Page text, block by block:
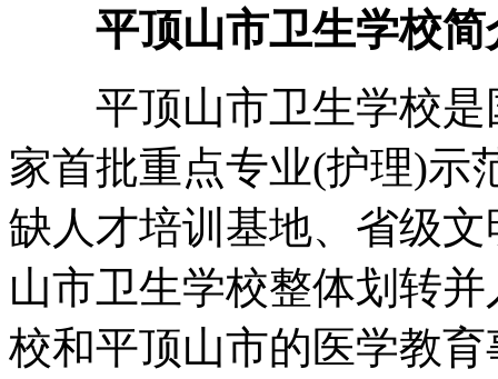
平顶山市卫生学校简
平顶山市卫生学校是
家首批重点专业(护理)示
缺人才培训基地、省级
山市卫生学校整体划转
校和平顶山市的医学教